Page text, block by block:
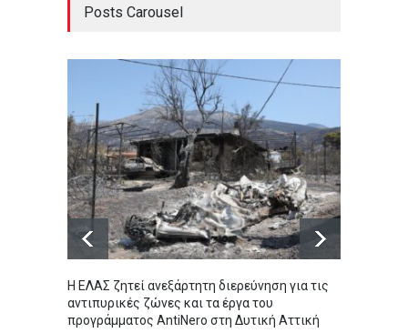
Posts Carousel
Η ΕΛΑΣ ζητεί ανεξάρτητη διερεύνηση για τις
αντιπυρικές ζώνες και τα έργα του
προγράμματος AntiNero στη Δυτική Αττική